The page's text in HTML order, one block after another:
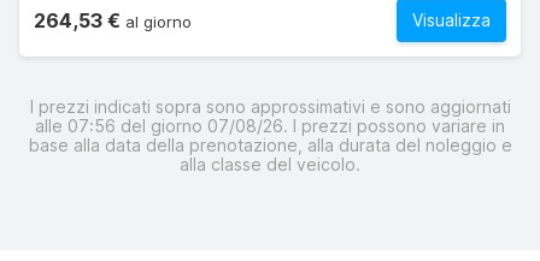
Visualizza
264,53 € al giorno
I prezzi indicati sopra sono approssimativi e sono aggiornati
alle 07:56 del giorno 07/08/26. I prezzi possono variare in
base alla data della prenotazione, alla durata del noleggio e
alla classe del veicolo.